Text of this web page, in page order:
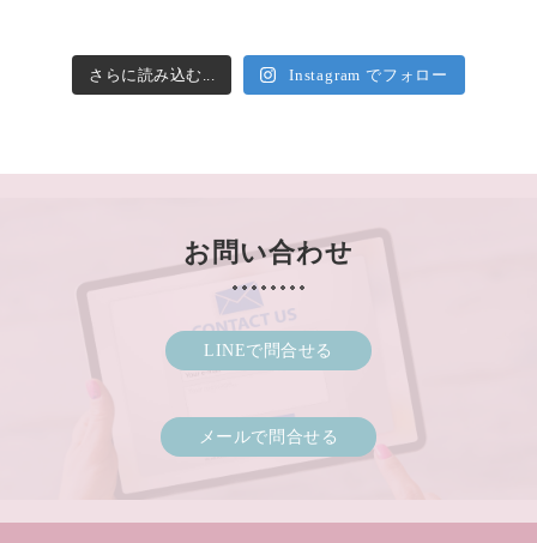
さらに読み込む... Instagram でフォロー
お問い合わせ
LINEで問合せる
メールで問合せる